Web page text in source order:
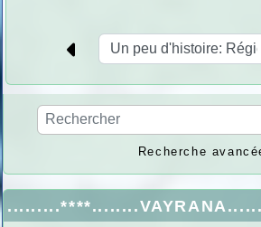
Recherche